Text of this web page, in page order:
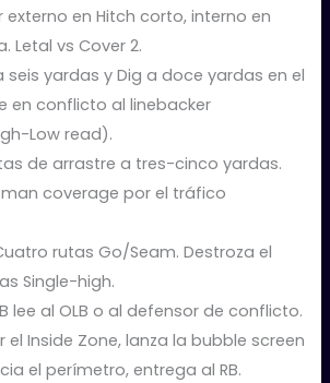
externo en Hitch corto, interno en
Letal vs Cover 2.
seis yardas y Dig a doce yardas en el
en conflicto al linebacker
Low read).
de arrastre a tres-cinco yardas.
coverage por el tráfico
rutas Go/Seam. Destroza el
Single-high.
lee al OLB o al defensor de conflicto.
el Inside Zone, lanza la bubble screen
el perímetro, entrega al RB.